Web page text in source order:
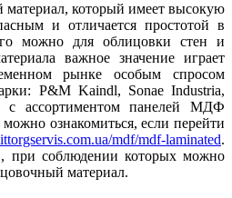
который имеет высокую
и отличается простотой в
можно для облицовки стен и
важное значение играет
рынке особым спросом
P&M Kaindl, Sonae Industria,
с ассортиментом панелей МДФ
ознакомиться, если перейти
mdf/mdf-laminated.
при соблюдении которых можно
материал.